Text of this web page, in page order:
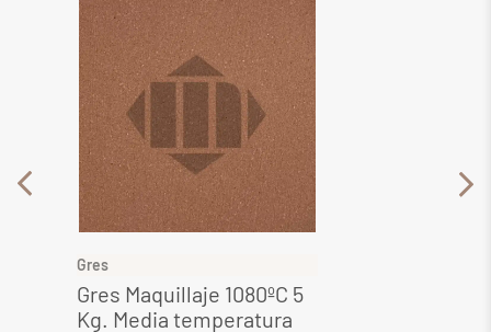
Gres
Gres Maquillaje 1080ºC 5
Kg. Media temperatura